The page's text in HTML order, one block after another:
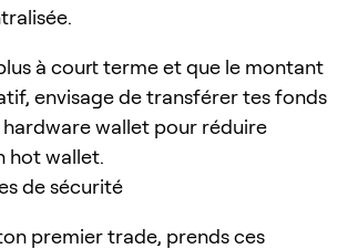
à court terme et que le montant
envisage de transférer tes fonds
hardware wallet pour réduire
hot wallet.
de sécurité
premier trade, prends ces